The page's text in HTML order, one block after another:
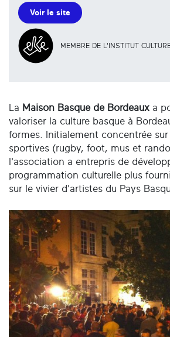
Voir le site
MEMBRE DE L'INSTITUT
La Maison Basque de Bordeaux a
valoriser la culture basque à
formes. Initialement concentrée
sportives (rugby, foot, mus et
l'association a entrepris de
programmation culturelle plus
sur le vivier d'artistes du Pays